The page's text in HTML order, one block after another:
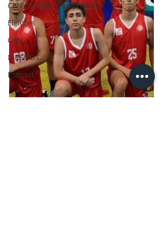
CBN Dá Uma Olhada Nisso
Eleições
CBN
DIREITOS
Podcast